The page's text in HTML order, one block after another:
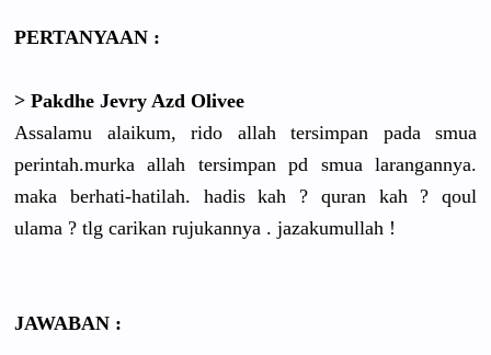
PERTANYAAN :
> Pakdhe Jevry Azd Olivee
Assalamu alaikum, rido allah tersimpan pada smua
perintah.murka allah tersimpan pd smua larangannya.
maka berhati-hatilah. hadis kah ? quran kah ? qoul
ulama ? tlg carikan rujukannya . jazakumullah !
JAWABAN :